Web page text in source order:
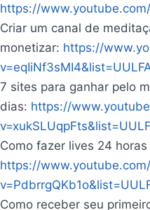
https://
Criar um canal de
monetizar: https://
7 sites para ganhar pelo
dias: https://
Como fazer lives 24
https://
Como receber seu